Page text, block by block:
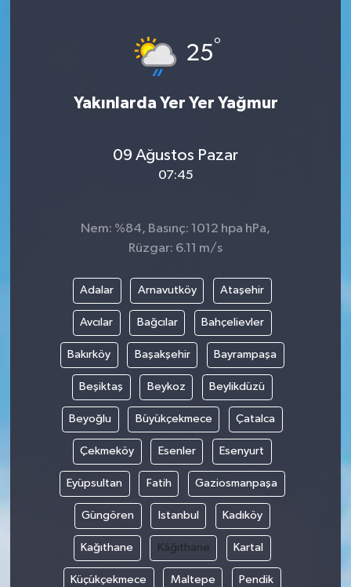
25°
Yakınlarda Yer Yer Yağmur
09 Ağustos Pazar
07:45
Nem: %84, Basınç: 1012 hpa hPa,
Rüzgar: 6.11 m/s
Adalar Arnavutköy Ataşehir
Avcılar Bağcılar Bahçelievler
Bakırköy Başakşehir Bayrampaşa
Beşiktaş Beykoz Beylikdüzü
Beyoğlu Büyükçekmece Çatalca
Çekmeköy Esenler Esenyurt
Eyüpsultan Fatih Gaziosmanpaşa
Güngören Istanbul Kadıköy
Kağıthane Kâğıthane Kartal
Küçükçekmece Maltepe Pendik
Eğitim